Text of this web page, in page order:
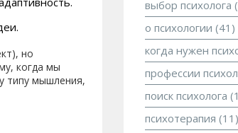
но
когда мы
типу мышления,
выбор психолога
о психологии (41)
когда нужен
профессии
поиск психолога
психотерапия (11)